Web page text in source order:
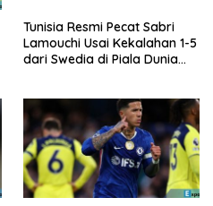
Tunisia Resmi Pecat Sabri
Lamouchi Usai Kekalahan 1-5
dari Swedia di Piala Dunia